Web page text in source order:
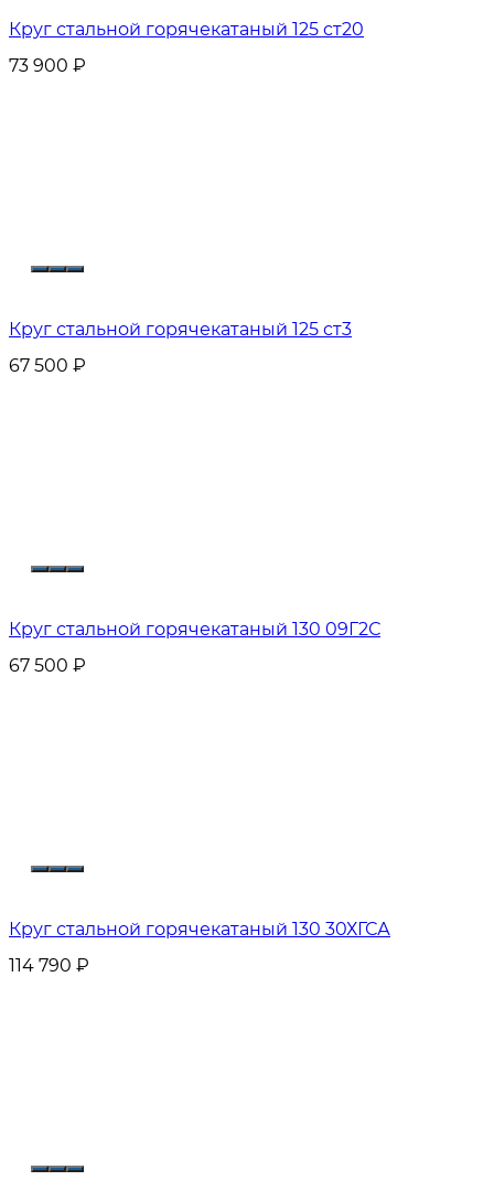
Круг стальной горячекатаный 125 ст20
73 900 ₽
Круг стальной горячекатаный 125 ст3
67 500 ₽
Круг стальной горячекатаный 130 09Г2С
67 500 ₽
Круг стальной горячекатаный 130 30ХГСА
114 790 ₽